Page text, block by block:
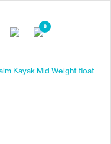
0
Kayak Mid Weight float